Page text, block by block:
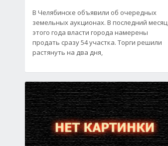
В Челябинске объявили об очередных
земельных аукционах. В последний месяц
этого года власти города намерены
продать сразу 54 участка. Торги решили
растянуть на два дня,